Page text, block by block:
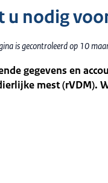
u nodig
is gecontroleerd op 10
gegevens en
mest (rVDM).